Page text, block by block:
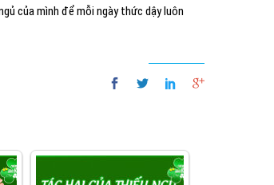
của mình để mỗi ngày thức dậy luôn